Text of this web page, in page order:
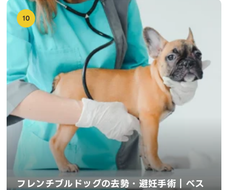
10
フレンチブルドッグの去勢・避妊手術｜ベス